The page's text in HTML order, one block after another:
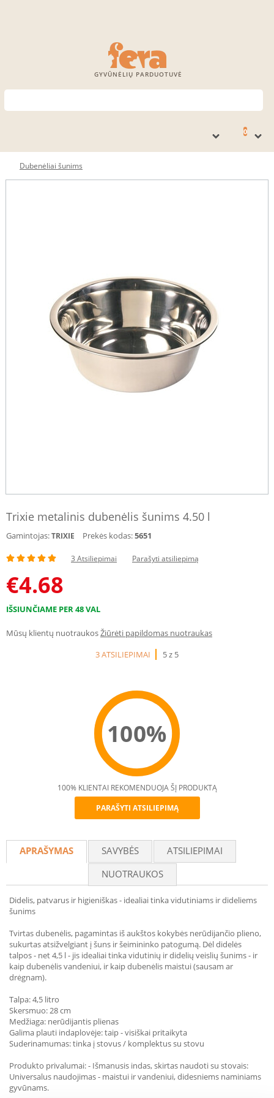
GYVŪNĖLIŲ PARDUOTUVĖ
0
Dubenėliai šunims
Trixie metalinis dubenėlis šunims 4.50 l
Gamintojas:TRIXIE Prekės kodas:5651
3 Atsiliepimai Parašyti atsiliepimą
€4.68
IŠSIUNČIAME PER 48 VAL
Mūsų klientų nuotraukosŽiūrėti papildomas nuotraukas
3 ATSILIEPIMAI
5 z 5
100%
Recommend
100% KLIENTAI REKOMENDUOJA ŠĮ PRODUKTĄ
PARAŠYTI ATSILIEPIMĄ
APRAŠYMAS SAVYBĖS
ATSILIEPIMAI
NUOTRAUKOS
Didelis, patvarus ir higieniškas - idealiai tinka vidutiniams ir dideliems
šunims
Tvirtas dubenėlis, pagamintas iš aukštos kokybės nerūdijančio plieno,
sukurtas atsižvelgiant į šuns ir šeimininko patogumą. Dėl didelės
talpos - net 4,5 l - jis idealiai tinka vidutinių ir didelių veislių šunims - ir
kaip dubenėlis vandeniui, ir kaip dubenėlis maistui (sausam ar
drėgnam).
Talpa: 4,5 litro
Skersmuo: 28 cm
Medžiaga: nerūdijantis plienas
Galima plauti indaplovėje: taip - visiškai pritaikyta
Suderinamumas: tinka į stovus / komplektus su stovu
Produkto privalumai: - Išmanusis indas, skirtas naudoti su stovais:
Universalus naudojimas - maistui ir vandeniui, didesniems naminiams
gyvūnams.